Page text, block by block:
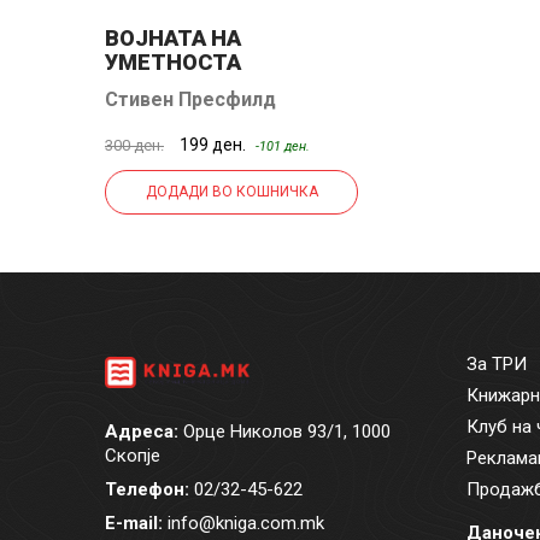
ВОЈНАТА НА
УМЕТНОСТА
Стивен Пресфилд
300 ден. 199 ден. -101 ден.
ДОДАДИ ВО КОШНИЧКА
Адреса: Орце Николов 93/1, 1000
Скопје
Телефон: 02/32-45-622
E-mail: info@kniga.com.mk
За ТРИ
Клуб на